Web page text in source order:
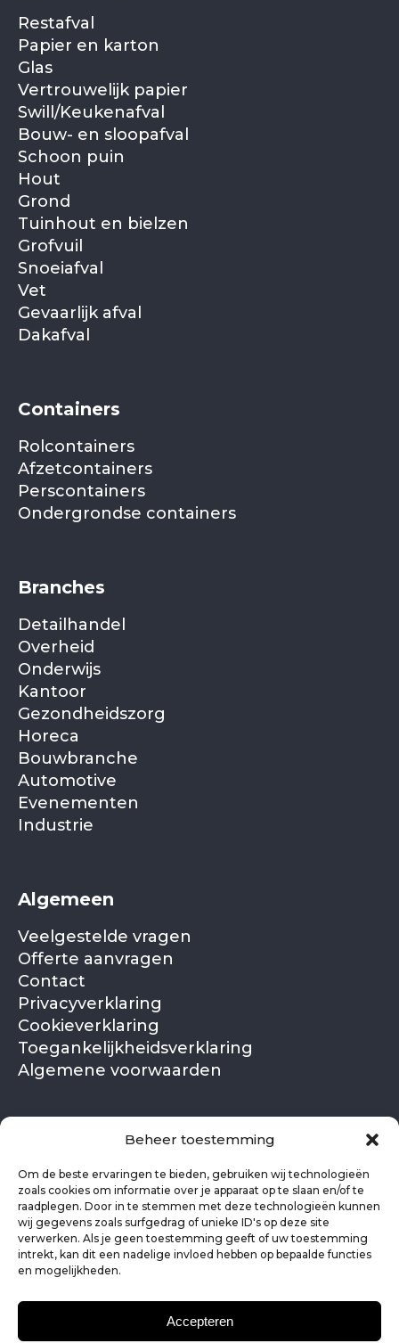
Beheer toestemming
Om de beste ervaringen te bieden, gebruiken wij technologieën
zoals cookies om informatie over je apparaat op te slaan en/of te
raadplegen. Door in te stemmen met deze technologieën kunnen
wij gegevens zoals surfgedrag of unieke ID's op deze site
verwerken. Als je geen toestemming geeft of uw toestemming
intrekt, kan dit een nadelige invloed hebben op bepaalde functies
en mogelijkheden.
Accepteren
Restafval
Papier en karton
Glas
Vertrouwelijk papier
Swill/Keukenafval
Bouw- en sloopafval
Schoon puin
Hout
Grond
Tuinhout en bielzen
Grofvuil
Snoeiafval
Vet
Gevaarlijk afval
Dakafval
Containers
Rolcontainers
Afzetcontainers
Perscontainers
Ondergrondse containers
Branches
Detailhandel
Overheid
Onderwijs
Kantoor
Gezondheidszorg
Horeca
Bouwbranche
Automotive
Evenementen
Industrie
Algemeen
Veelgestelde vragen
Offerte aanvragen
Contact
Privacyverklaring
Cookieverklaring
Toegankelijkheidsverklaring
Algemene voorwaarden